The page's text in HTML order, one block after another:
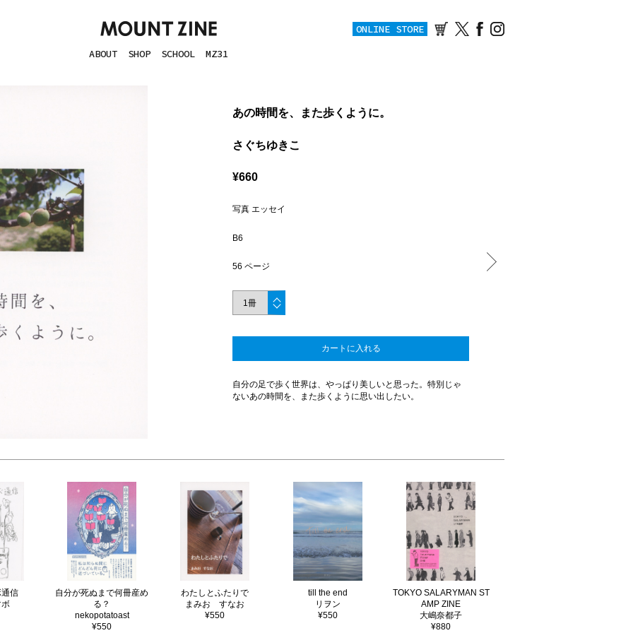
ABOUT SHOP SCHOOL MZ31
ONLINE STORE
あの時間を、また歩くように。
さぐちゆきこ
¥660
写真 エッセイ
B6
56 ページ
カートに入れる
自分の足で歩く世界は、やっぱり美しいと思った。特別じゃ
ないあの時間を、また歩くように思い出したい。
信
自分が死ぬまで何冊産め
る？
nekopotatoast
¥550
わたしとふたりで
まみお すなお
¥550
till the end
リヲン
¥550
TOKYO SALARYMAN ST
AMP ZINE
大嶋奈都子
¥880